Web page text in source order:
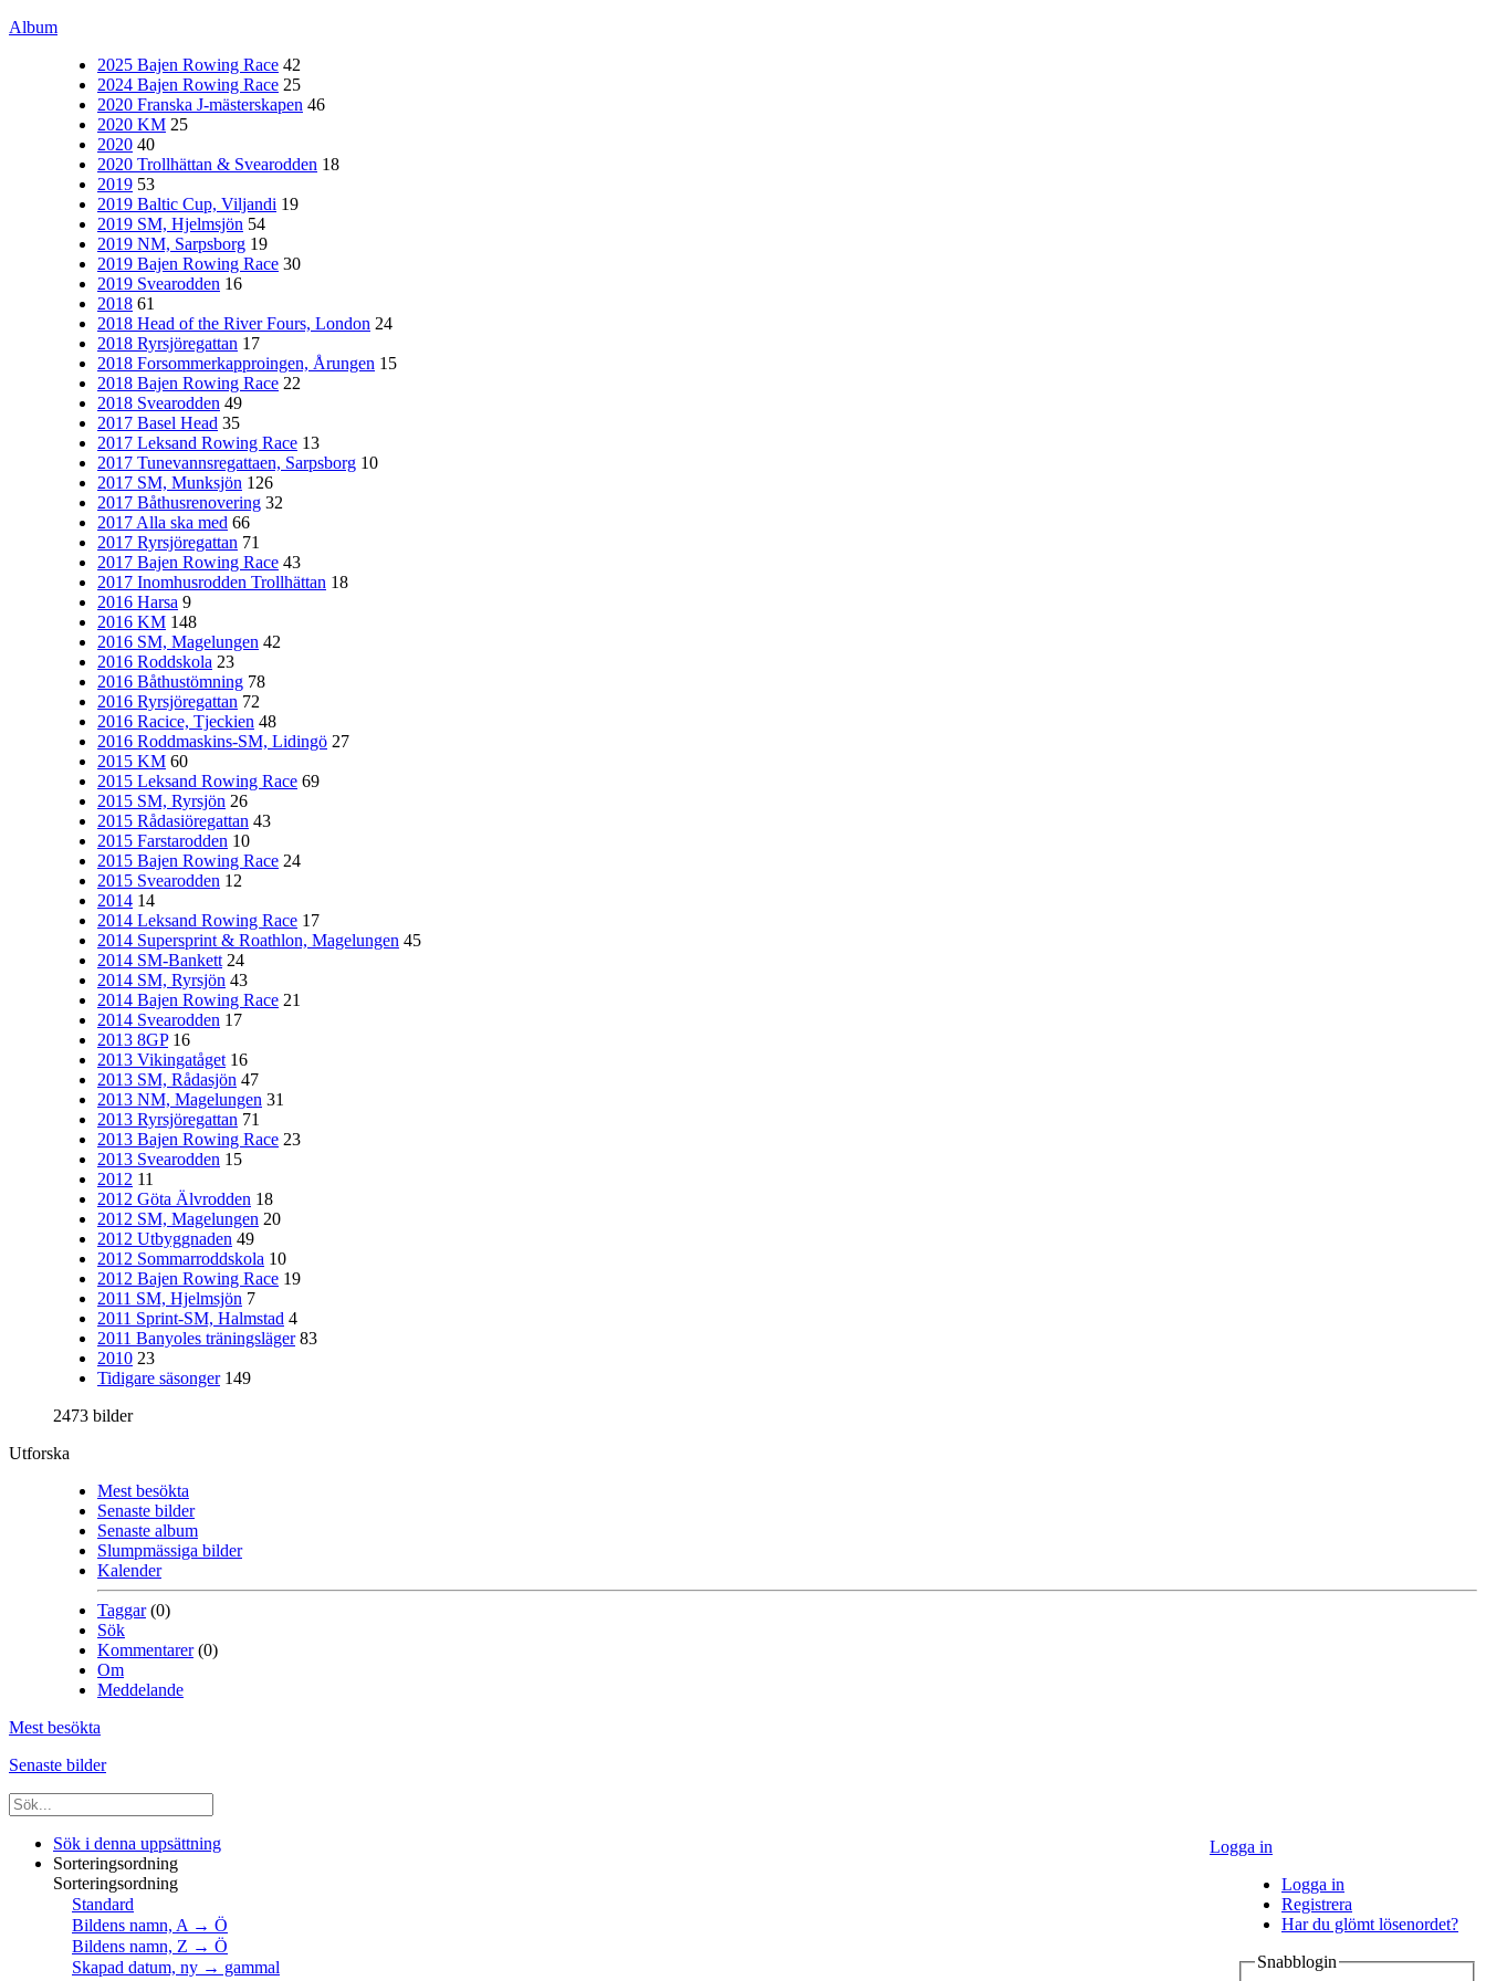
Album
2025 Bajen Rowing Race 42
2024 Bajen Rowing Race 25
2020 Franska J-mästerskapen 46
2020 KM 25
2020 40
2020 Trollhättan & Svearodden 18
2019 53
2019 Baltic Cup, Viljandi 19
2019 SM, Hjelmsjön 54
2019 NM, Sarpsborg 19
2019 Bajen Rowing Race 30
2019 Svearodden 16
2018 61
2018 Head of the River Fours, London 24
2018 Ryrsjöregattan 17
2018 Forsommerkapproingen, Årungen 15
2018 Bajen Rowing Race 22
2018 Svearodden 49
2017 Basel Head 35
2017 Leksand Rowing Race 13
2017 Tunevannsregattaen, Sarpsborg 10
2017 SM, Munksjön 126
2017 Båthusrenovering 32
2017 Alla ska med 66
2017 Ryrsjöregattan 71
2017 Bajen Rowing Race 43
2017 Inomhusrodden Trollhättan 18
2016 Harsa 9
2016 KM 148
2016 SM, Magelungen 42
2016 Roddskola 23
2016 Båthustömning 78
2016 Ryrsjöregattan 72
2016 Racice, Tjeckien 48
2016 Roddmaskins-SM, Lidingö 27
2015 KM 60
2015 Leksand Rowing Race 69
2015 SM, Ryrsjön 26
2015 Rådasiöregattan 43
2015 Farstarodden 10
2015 Bajen Rowing Race 24
2015 Svearodden 12
2014 14
2014 Leksand Rowing Race 17
2014 Supersprint & Roathlon, Magelungen 45
2014 SM-Bankett 24
2014 SM, Ryrsjön 43
2014 Bajen Rowing Race 21
2014 Svearodden 17
2013 8GP 16
2013 Vikingatåget 16
2013 SM, Rådasjön 47
2013 NM, Magelungen 31
2013 Ryrsjöregattan 71
2013 Bajen Rowing Race 23
2013 Svearodden 15
2012 11
2012 Göta Älvrodden 18
2012 SM, Magelungen 20
2012 Utbyggnaden 49
2012 Sommarroddskola 10
2012 Bajen Rowing Race 19
2011 SM, Hjelmsjön 7
2011 Sprint-SM, Halmstad 4
2011 Banyoles träningsläger 83
2010 23
Tidigare säsonger 149
2473 bilder
Utforska
Mest besökta
Senaste bilder
Senaste album
Slumpmässiga bilder
Kalender
Taggar(0)
Sök
Kommentarer(0)
Om
Meddelande
Mest besökta
Senaste bilder
Logga in
Logga in
Registrera
Har du glömt lösenordet?
Snabblogin
Sök i denna uppsättning
Sorteringsordning
Sorteringsordning
Standard
Bildens namn, A → Ö
Bildens namn, Z → Ö
Skapad datum, ny → gammal